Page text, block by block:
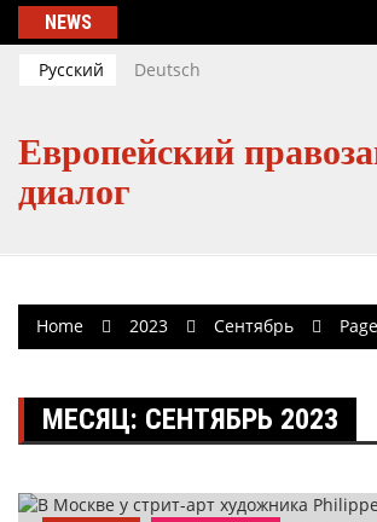
Skip
content
NEWS
Русский Deutsch
Европейский
диалог
Home 2023 Сентябрь
МЕСЯЦ: СЕНТЯБРЬ 2023